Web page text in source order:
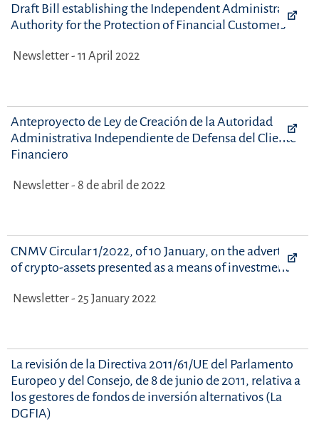
Draft Bill establishing the Independent Administrative
Authority for the Protection of Financial Customers
Newsletter - 11 April 2022
Anteproyecto de Ley de Creación de la Autoridad
Administrativa Independiente de Defensa del Cliente
Financiero
Newsletter - 8 de abril de 2022
CNMV Circular 1/2022, of 10 January, on the advertising
of crypto-assets presented as a means of investment
Newsletter - 25 January 2022
La revisión de la Directiva 2011/61/UE del Parlamento
Europeo y del Consejo, de 8 de junio de 2011, relativa a
los gestores de fondos de inversión alternativos (La
DGFIA)